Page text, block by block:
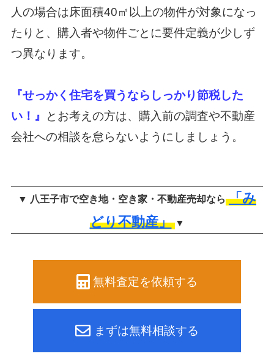
人の場合は床面積40㎡以上の物件が対象になっ
たりと、 購入者や物件ごとに要件定義が少しず
つ異なります。
『せっかく住宅を買うならしっかり節税した
い！』
とお考えの方は、 購入前の調査や不動産
会社への相談を怠らないようにしましょう。
▼ 八王子市で空き地・空き家・不動産売却なら 「み
どり不動産」 ▼
無料査定を依頼する
まずは無料相談する